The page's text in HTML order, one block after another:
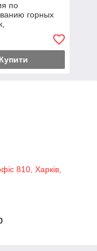
по
горных
учету и
НПАОП
Купити
810, Харків,